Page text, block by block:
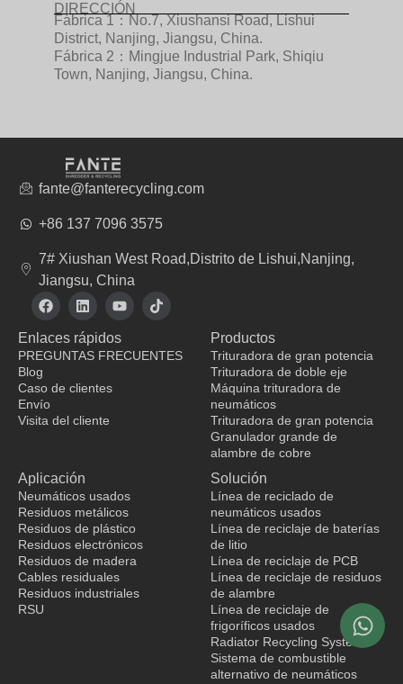
DIRECCIÓN
Fábrica 1：No.7, Xiushansi Road, Lishui
District, Nanjing, Jiangsu, China.
Fábrica 2：Mingjue Industrial Park, Shiqiu
Town, Nanjing, Jiangsu, China.
fante@fanterecycling.com
+86 137 7096 3575
7# Xiushan West Road,Distrito de Lishui,Nanjing,
Jiangsu, China
F
a
e
b
o
k
L
i
n
k
e
i
Y
o
t
u
T
i
o
Enlaces rápidos
PREGUNTAS FRECUENTES
Blog
Caso de clientes
Envío
Visita del cliente
Productos
Trituradora de gran potencia
Trituradora de doble eje
Máquina trituradora de
neumáticos
Trituradora de gran potencia
Granulador grande de
alambre de cobre
Aplicación
Neumáticos usados
Residuos metálicos
Residuos de plástico
Residuos electrónicos
Residuos de madera
Cables residuales
Residuos industriales
RSU
Solución
Línea de reciclado de
neumáticos usados
Línea de reciclaje de baterías
de litio
Línea de reciclaje de PCB
Línea de reciclaje de residuos
de alambre
Línea de reciclaje de
frigoríficos usados
Radiator Recycling System
Sistema de combustible
alternativo de neumáticos